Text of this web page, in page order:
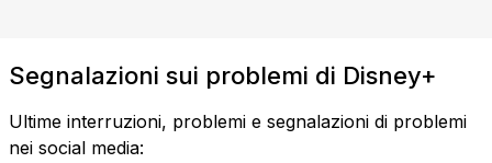
Segnalazioni sui problemi di Disney+
Ultime interruzioni, problemi e segnalazioni di problemi
nei social media: